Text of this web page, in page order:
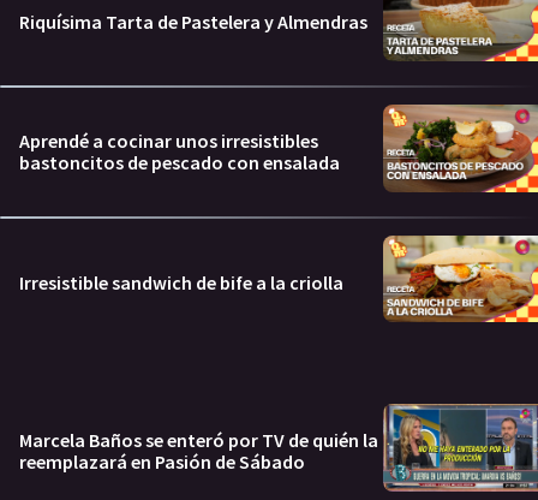
Riquísima Tarta de Pastelera y Almendras
Aprendé a cocinar unos irresistibles
bastoncitos de pescado con ensalada
Irresistible sandwich de bife a la criolla
Marcela Baños se enteró por TV de quién la
reemplazará en Pasión de Sábado